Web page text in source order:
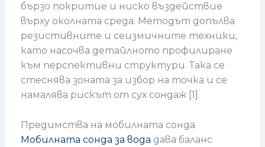
бързо покритие и ниско въздействие
върху околната среда. Методът допълва
резистивните и сеизмичните техники,
като насочва детайлното профилиране
към перспективни структури. Така се
стеснява зоната за избор на точка и се
намалява рискът от сух сондаж [1].
Предимства на мобилната сонда
Мобилната сонда за вода дава баланс